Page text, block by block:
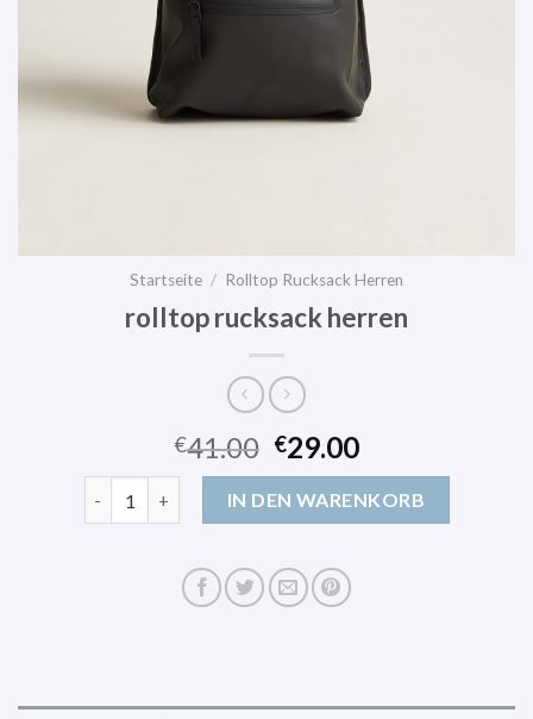
Startseite / Rolltop Rucksack Herren
rolltop rucksack herren
€41.00 €29.00
IN DEN WARENKORB